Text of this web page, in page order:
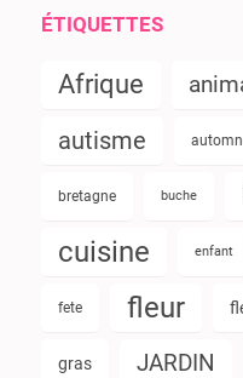
ÉTIQUETTES
Afrique
autisme
bretagne buche
cuisine enfant
fete fleur
gras JARDIN